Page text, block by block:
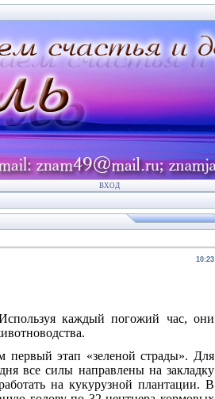
ВХОД
10:23
каждый погожий час, они
первый этап «зеленой страды». Для
все силы направлены на закладку
на кукурузной плантации. В